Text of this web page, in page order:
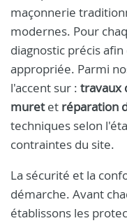
maçonnerie
modernes. Pour
diagnostic précis
appropriée. Parmi
l'accent sur : travaux
muretet réparation
techniques selon
contraintes du site.
La sécurité et la
démarche. Avant
établissons les